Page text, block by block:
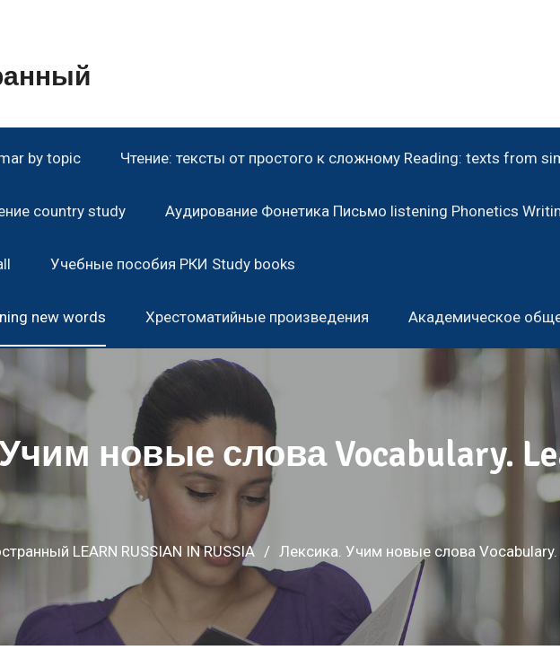
by topic Чтение: тексты от простого к сложному Reading: texts from
country study Аудирование Фонетика Письмо listening Phonetics
Учебные пособия РКИ Study books
new words Хрестоматийные произведения Академическое
новые слова Vocabulary.
LEARN RUSSIAN IN RUSSIA Лексика. Учим новые слова